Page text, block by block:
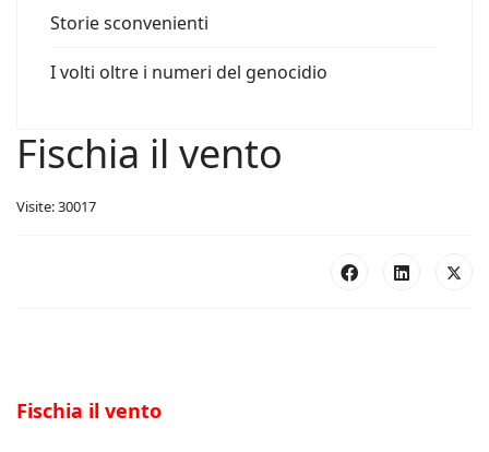
Storie sconvenienti
I volti oltre i numeri del genocidio
Fischia il vento
Visite: 30017
Fischia il vento